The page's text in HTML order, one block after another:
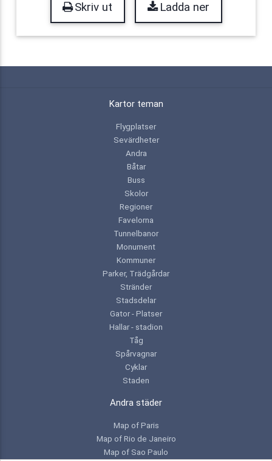
Skriv ut Ladda ner
Kartor teman
Flygplatser
Sevärdheter
Andra
Båtar
Buss
Skolor
Regioner
Favelorna
Tunnelbanor
Monument
Kommuner
Parker, Trädgårdar
Stränder
Stadsdelar
Gator - Platser
Hallar - stadion
Tåg
Spårvagnar
Cyklar
Staden
Andra städer
Map of Paris
Map of Rio de Janeiro
Map of Sao Paulo